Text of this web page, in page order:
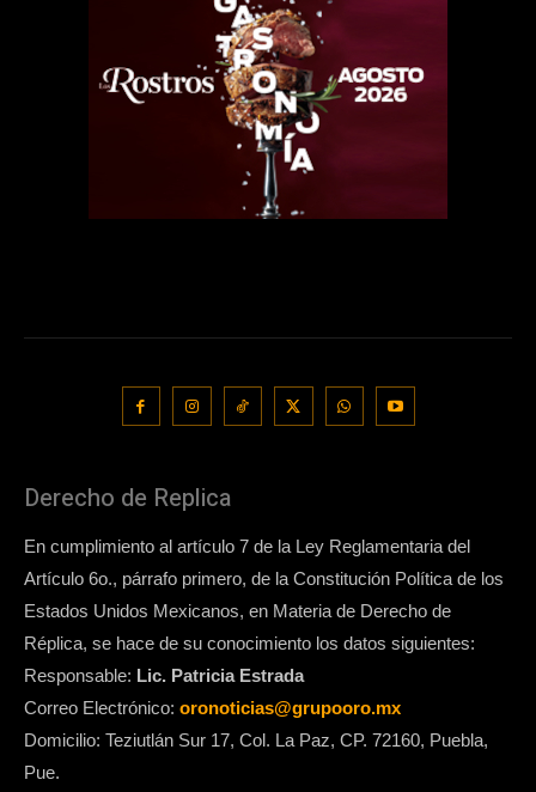
Derecho de Replica
En cumplimiento al artículo 7 de la Ley Reglamentaria del
Artículo 6o., párrafo primero, de la Constitución Política de los
Estados Unidos Mexicanos, en Materia de Derecho de
Réplica, se hace de su conocimiento los datos siguientes:
Responsable: Lic. Patricia Estrada
Correo Electrónico: oronoticias@grupooro.mx
Domicilio: Teziutlán Sur 17, Col. La Paz, CP. 72160, Puebla,
Pue.